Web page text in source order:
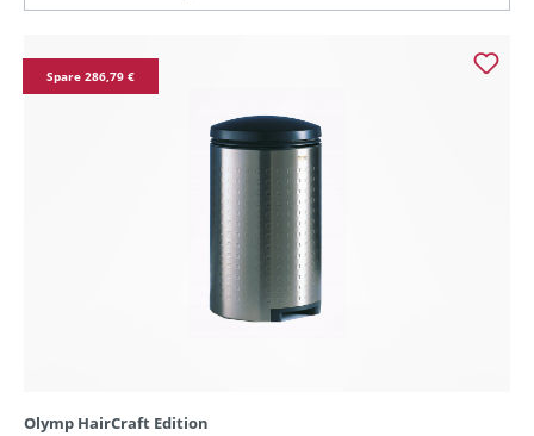
Spare 286,79 €
Olymp HairCraft Edition